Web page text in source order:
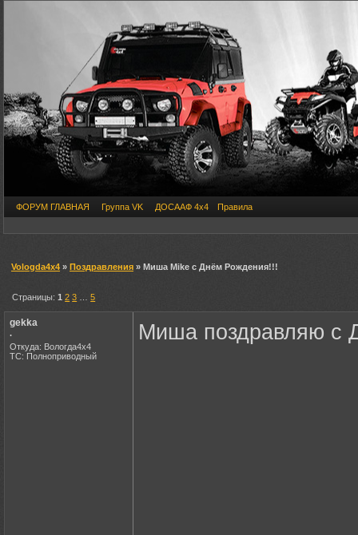
ФОРУМ ГЛАВНАЯ Группа VK ДОСААФ 4х4 Правила
Vologda4x4 » Поздравления » Миша Mike c Днём Рождения!!!
Страницы:1 2 3 …5
gekka
.
Откуда: Вологда4х4
ТС: Полноприводный
Миша поздравляю с